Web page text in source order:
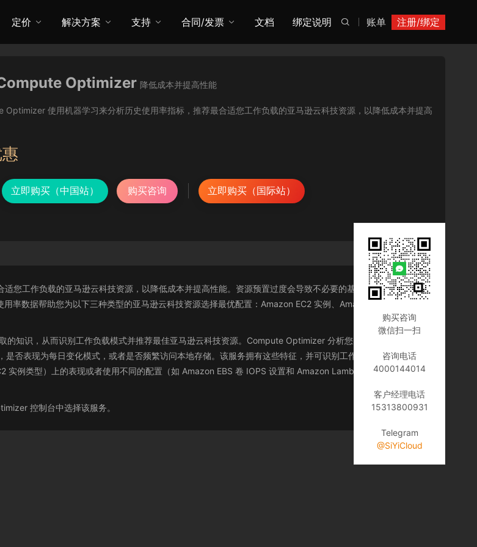
账单 注册/绑定

定价 解决方案 支持 合同/发票 文档 绑定说明
Optimizer 降低成本并提高性能
Optimizer 使用机器学习来分析历史使用率指标，推荐最合适您工作负载的亚马逊云科技资源，以降低成本并提高
立即购买（中国站） 购买咨询 立即购买（国际站）
您工作负载的亚马逊云科技资源，以降低成本并提高性能。资源预置过度会导致不必要的基础设施成本，而资
数据帮助您为以下三种类型的亚马逊云科技资源选择最优配置：Amazon EC2 实例、Amazon EBS 卷和
知识，从而识别工作负载模式并推荐最佳亚马逊云科技资源。Compute Optimizer 分析您的工作负载的配置
否表现为每日变化模式，或者是否频繁访问本地存储。该服务拥有这些特征，并可识别工作负载要求的硬件资
例类型）上的表现或者使用不同的配置（如 Amazon EBS 卷 IOPS 设置和 Amazon Lambda 函数内存大小）
控制台中选择该服务。
购买咨询
微信扫一扫
咨询电话
4000144014
客户经理电话
15313800931
Telegram
@SiYiCloud